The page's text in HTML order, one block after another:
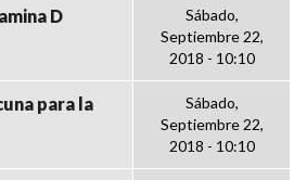
D
Sábado,
Septiembre 22,
2018 - 10:10
para la
Sábado,
Septiembre 22,
2018 - 10:10